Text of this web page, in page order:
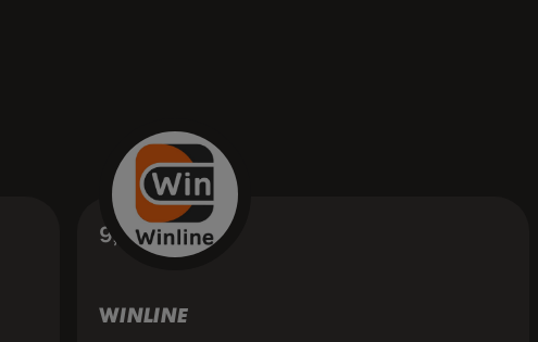
9,5
WINLINE